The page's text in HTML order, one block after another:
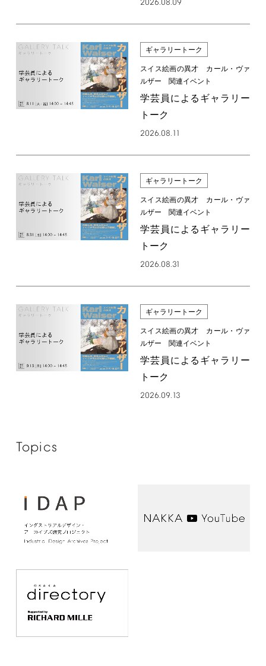
2026.08.09
ギャラリートーク
スイス絵画の異才 カール・ヴァ
ルザー 関連イベント
学芸員によるギャラリー
トーク
2026.08.11
ギャラリートーク
スイス絵画の異才 カール・ヴァ
ルザー 関連イベント
学芸員によるギャラリー
トーク
2026.08.31
ギャラリートーク
スイス絵画の異才 カール・ヴァ
ルザー 関連イベント
学芸員によるギャラリー
トーク
2026.09.13
Topics